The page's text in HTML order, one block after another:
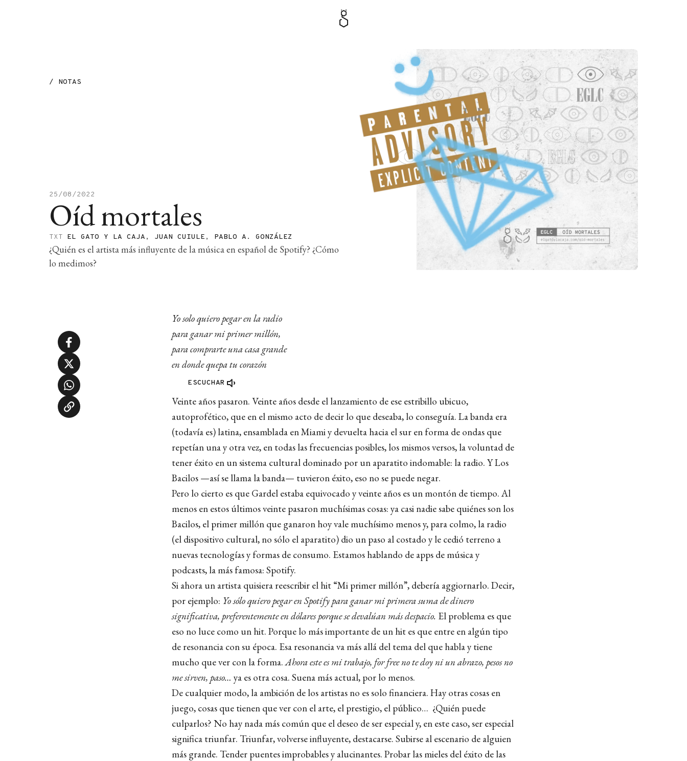
/ NOTAS
25/08/2022
Oíd mortales
TXT EL GATO Y LA CAJA , JUAN CUIULE , PABLO A. GONZÁLEZ
¿Quién es el artista más influyente de la música en español de Spotify? ¿Cómo
lo medimos?
Yo solo quiero pegar en la radio
para ganar mi primer millón,
para comprarte una casa grande
en donde quepa tu corazón
ESCUCHAR
Veinte años pasaron. Veinte años desde el lanzamiento de ese estribillo ubicuo,
autoprofético, que en el mismo acto de decir lo que deseaba, lo conseguía. La banda era
(todavía es) latina, ensamblada en Miami y devuelta hacia el sur en forma de ondas que
repetían una y otra vez, en todas las frecuencias posibles, los mismos versos, la voluntad de
tener éxito en un sistema cultural dominado por un aparatito indomable: la radio. Y Los
Bacilos —así se llama la banda— tuvieron éxito, eso no se puede negar.
Pero lo cierto es que Gardel estaba equivocado y veinte años es un montón de tiempo. Al
menos en estos últimos veinte pasaron muchísimas cosas: ya casi nadie sabe quiénes son los
Bacilos, el primer millón que ganaron hoy vale muchísimo menos y, para colmo, la radio
(el dispositivo cultural, no sólo el aparatito) dio un paso al costado y le cedió terreno a
nuevas tecnologías y formas de consumo. Estamos hablando de apps de música y
podcasts, la más famosa: Spotify.
Si ahora un artista quisiera reescribir el hit “Mi primer millón”, debería aggiornarlo. Decir,
por ejemplo: Yo sólo quiero pegar en Spotify para ganar mi primera suma de dinero
significativa, preferentemente en dólares porque se devalúan más despacio. El problema es que
eso no luce como un hit. Porque lo más importante de un hit es que entre en algún tipo
de resonancia con su época. Esa resonancia va más allá del tema del que habla y tiene
mucho que ver con la forma.Ahora este es mi trabajo, for free no te doy ni un abrazo, pesos no
me sirven, paso… ya es otra cosa. Suena más actual, por lo menos.
De cualquier modo, la ambición de los artistas no es solo financiera. Hay otras cosas en
juego, cosas que tienen que ver con el arte, el prestigio, el público… ¿Quién puede
culparlos? No hay nada más común que el deseo de ser especial y, en este caso, ser especial
significa triunfar. Triunfar, volverse influyente, destacarse. Subirse al escenario de alguien
más grande. Tender puentes improbables y alucinantes. Probar las mieles del éxito de las